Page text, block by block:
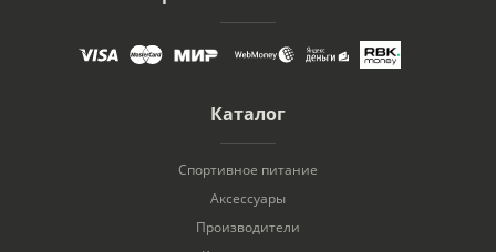
Каталог
Спортивное питание
Аксессуары
Производители